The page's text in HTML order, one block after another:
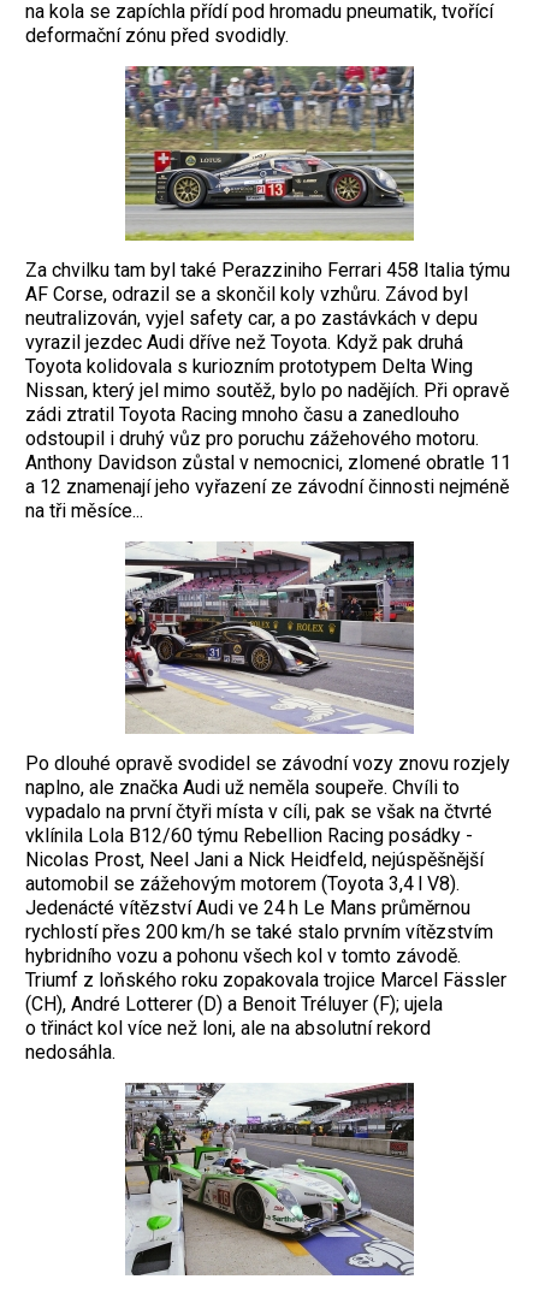
na kola se zapíchla přídí pod hromadu pneumatik, tvořící
deformační zónu před svodidly.
Za chvilku tam byl také Perazziniho Ferrari 458 Italia týmu
AF Corse, od­razil se a skončil koly vzhůru. Závod byl
neutralizován, vyjel safety car, a po zastávkách v depu
vyrazil jezdec Audi dříve než Toyota. Když pak druhá
Toyota kolidovala s kuriozním prototypem Delta Wing
Nissan, který jel mimo soutěž, bylo po nadějích. Při opravě
zádi ztratil Toyota Racing mnoho času a zanedlouho
odstoupil i druhý vůz pro poruchu zážehového motoru.
Anthony Davidson zůstal v nemocnici, zlomené ob­ratle 11
a 12 znamenají jeho vyřazení ze závodní činnosti nejméně
na tři měsíce...
Po dlouhé opravě svodidel se závodní vozy znovu rozjely
naplno, ale značka Audi už neměla soupeře. Chvíli to
vypadalo na první čtyři místa v cíli, pak se však na čtvrté
vklínila Lola B12/60 týmu Rebellion Racing posádky ­
Nicolas Prost, Neel Jani a Nick Heidfeld, nejúspěšnější
automobil se zážehovým motorem (Toyota 3,4 l V8).
Jedenácté vítězství Audi ve 24 h Le Mans průměrnou
rychlostí přes 200 km/h se také stalo prvním vítězstvím
hybridního vozu a pohonu všech kol v tomto závodě.
Triumf z loňského roku ­zopakovala trojice Marcel Fässler
(CH), André Lotterer (D) a Benoit Tréluyer (F); ujela
o třináct kol více než loni, ale na absolutní rekord
nedosáhla.